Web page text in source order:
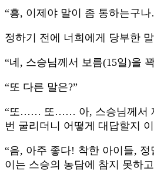
“흥, 이제야 말이 좀 통하는구
정하기 전에 너희에게 당부한
“네, 스승님께서 보름(15일)을
“또 다른 말은?”
“또…… 또…… 아, 스승님께서 제
번 굴리더니 어떻게 대답할지
“음, 아주 좋다! 착한 아이들,
이는 스승의 농담에 참지 못하